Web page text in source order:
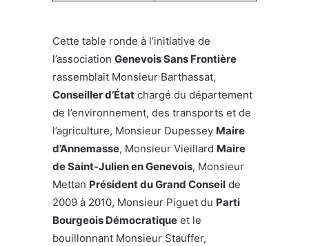
Cette table ronde à l’initiative de
l’association Genevois Sans Frontière
rassemblait Monsieur Barthassat,
Conseiller d’État chargé du département
de l’environnement, des transports et de
l’agriculture, Monsieur Dupessey Maire
d’Annemasse, Monsieur Vieillard Maire
de Saint-Julien en Genevois, Monsieur
Mettan Président du Grand Conseil de
2009 à 2010, Monsieur Piguet du Parti
Bourgeois Démocratique et le
bouillonnant Monsieur Stauffer,